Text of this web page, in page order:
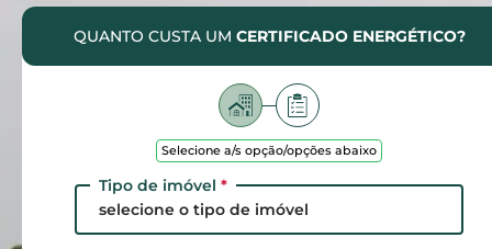
QUANTO CUSTA UM CERTIFICADO ENERGÉTICO?
Selecione a/s opção/opções abaixo
Tipo de imóvel *
selecione o tipo de imóvel